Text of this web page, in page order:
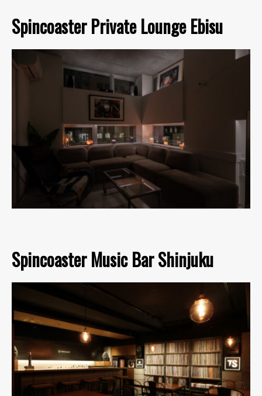
Spincoaster Private Lounge Ebisu
Spincoaster Music Bar Shinjuku